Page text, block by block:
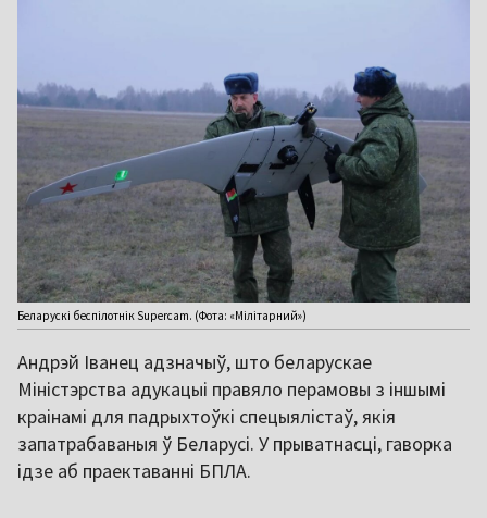
Беларускі беспілотнік Supercam. (Фота: «Мілітарний»)
Андрэй Іванец адзначыў, што беларускае
Міністэрства адукацыі правяло перамовы з іншымі
краінамі для падрыхтоўкі спецыялістаў, якія
запатрабаваныя ў Беларусі. У прыватнасці, гаворка
ідзе аб праектаванні БПЛА.